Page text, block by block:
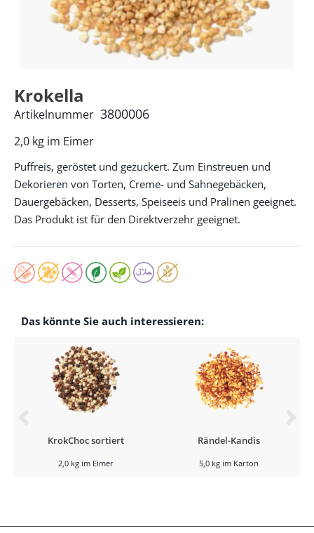
Krokella
2,0 kg im Eimer
Artikelnummer 3800006
Puffreis, geröstet und gezuckert. Zum Einstreuen und
Dekorieren von Torten, Creme- und Sahnegebäcken,
Dauergebäcken, Desserts, Speiseeis und Pralinen geeignet.
Das Produkt ist für den Direktverzehr geeignet.
Das könnte Sie auch interessieren:
KrokChoc sortiert
2,0 kg im Eimer
Rändel-Kandis
5,0 kg im Karton